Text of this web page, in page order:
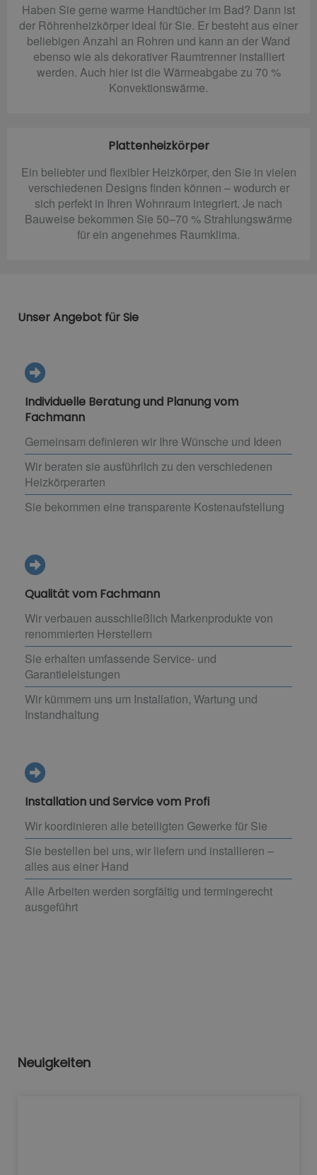
Haben Sie gerne warme Handtücher im Bad? Dann ist
der Röhrenheizkörper ideal für Sie. Er besteht aus einer
beliebigen Anzahl an Rohren und kann an der Wand
ebenso wie als dekorativer Raumtrenner installiert
werden. Auch hier ist die Wärmeabgabe zu 70 %
Konvektionswärme.
Plattenheizkörper
Ein beliebter und flexibler Heizkörper, den Sie in vielen
verschiedenen Designs finden können – wodurch er
sich perfekt in Ihren Wohnraum integriert. Je nach
Bauweise bekommen Sie 50–70 % Strahlungswärme
für ein angenehmes Raumklima.
Unser Angebot für Sie
Individuelle Beratung und Planung vom
Fachmann
Gemeinsam definieren wir Ihre Wünsche und Ideen
Wir beraten sie ausführlich zu den verschiedenen
Heizkörperarten
Sie bekommen eine transparente Kostenaufstellung
Qualität vom Fachmann
Wir verbauen ausschließlich Markenprodukte von
renommierten Herstellern
Sie erhalten umfassende Service- und
Garantieleistungen
Wir kümmern uns um Installation, Wartung und
Instandhaltung
Installation und Service vom Profi
Wir koordinieren alle beteiligten Gewerke für Sie
Sie bestellen bei uns, wir liefern und installieren –
alles aus einer Hand
Alle Arbeiten werden sorgfältig und termingerecht
ausgeführt
Neuigkeiten